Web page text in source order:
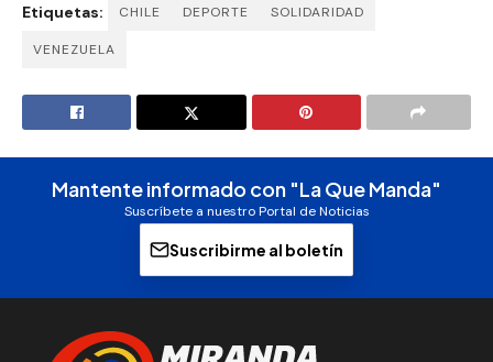
Etiquetas: CHILE DEPORTE SOLIDARIDAD
VENEZUELA
Mantente informado con "La Que Manda"
Suscríbete a nuestro Portal de Noticias
Suscribirme al boletín